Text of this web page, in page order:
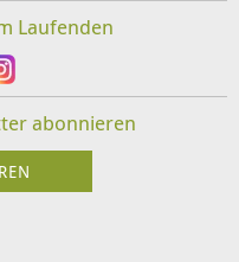
Laufenden
abonnieren